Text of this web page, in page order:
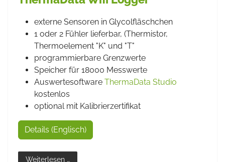
externe Sensoren in Glycolfläschchen
1 oder 2 Fühler lieferbar, (Thermistor,
Thermoelement "K" und "T"
programmierbare Grenzwerte
Speicher für 18000 Messwerte
Auswertesoftware ThermaData Studio
kostenlos
optional mit Kalibrierzertifikat
Details (Englisch)
Weiterlesen …